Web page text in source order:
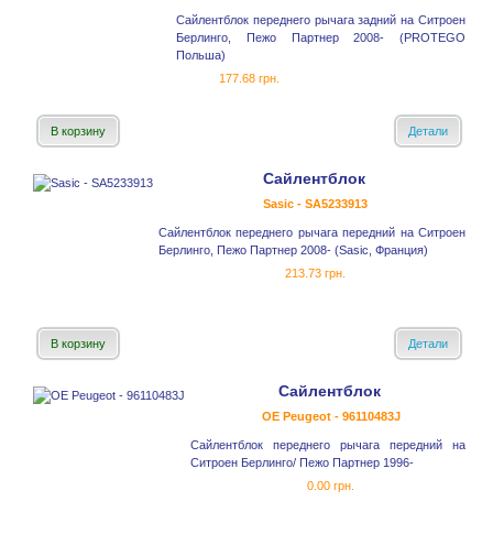
Сайлентблок переднего рычага задний на Ситроен
Берлинго, Пежо Партнер 2008- (PROTEGO
Польша)
177.68 грн.
В корзину Детали
Сайлентблок
Sasic - SA5233913
Сайлентблок переднего рычага передний на Ситроен
Берлинго, Пежо Партнер 2008- (Sasic, Франция)
213.73 грн.
В корзину Детали
Сайлентблок
OE Peugeot - 96110483J
Сайлентблок переднего рычага передний на
Ситроен Берлинго/ Пежо Партнер 1996-
0.00 грн.